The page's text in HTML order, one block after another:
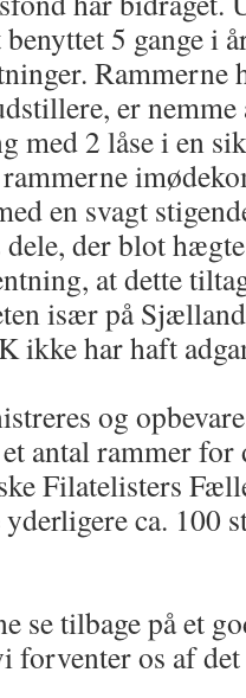
5 gange i
Rammerne
er nemme
med 2 låse i en
en svagt
der blot
at dette
især på
ikke har haft
og
antal rammer
Filatelisters
ca. 100
se tilbage på et
forventer os af det